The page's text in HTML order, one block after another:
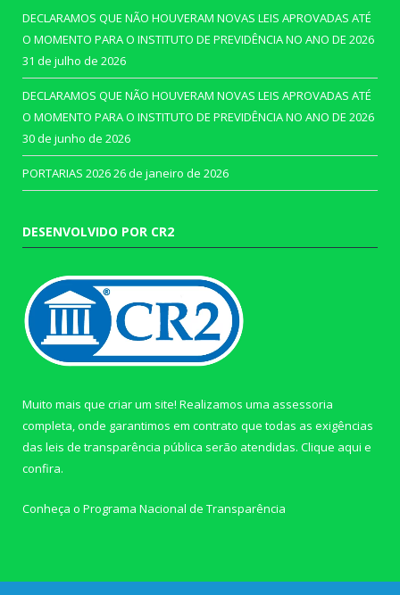
DECLARAMOS QUE NÃO HOUVERAM NOVAS LEIS APROVADAS ATÉ
O MOMENTO PARA O INSTITUTO DE PREVIDÊNCIA NO ANO DE 2026
31 de julho de 2026
DECLARAMOS QUE NÃO HOUVERAM NOVAS LEIS APROVADAS ATÉ
O MOMENTO PARA O INSTITUTO DE PREVIDÊNCIA NO ANO DE 2026
30 de junho de 2026
PORTARIAS 202626 de janeiro de 2026
DESENVOLVIDO POR CR2
Muito mais que criar um site! Realizamos uma assessoria
completa, onde garantimos em contrato que todas as exigências
das leis de transparência pública serão atendidas. Clique aqui e
confira.
Conheça o Programa Nacional de Transparência